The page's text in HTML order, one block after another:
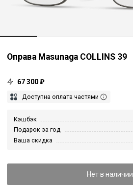
Оправа Masunaga COLLINS 39
67 300 ₽
Доступна оплата частями
Кэшбэк
Подарок за год
Ваша скидка
Нет в наличии